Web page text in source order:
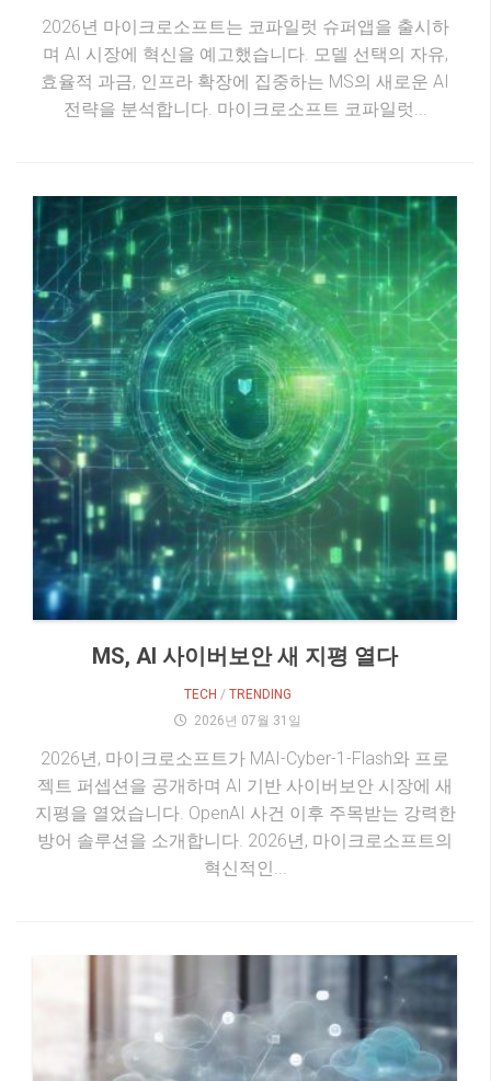
2026년 마이크로소프트는 코파일럿 슈퍼앱을 출시하
며 AI 시장에 혁신을 예고했습니다. 모델 선택의 자유,
효율적 과금, 인프라 확장에 집중하는 MS의 새로운 AI
전략을 분석합니다. 마이크로소프트 코파일럿...
MS, AI 사이버보안 새 지평 열다
TECH / TRENDING
2026년 07월 31일
2026년, 마이크로소프트가 MAI-Cyber-1-Flash와 프로
젝트 퍼셉션을 공개하며 AI 기반 사이버보안 시장에 새
지평을 열었습니다. OpenAI 사건 이후 주목받는 강력한
방어 솔루션을 소개합니다. 2026년, 마이크로소프트의
혁신적인...